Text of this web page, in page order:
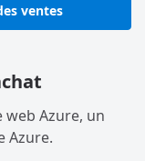
ventes
web Azure, un
Azure.